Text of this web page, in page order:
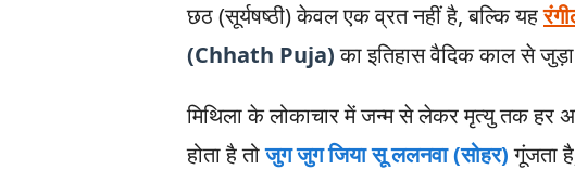
छठ (सूर्यषष्ठी) केवल एक व्रत नहीं है, बल्कि यह
(Chhath Puja)का इतिहास वैदिक काल से
मिथिला के लोकाचार में जन्म से लेकर मृत्यु तक हर
होता है तोजुग जुग जिया सू ललनवा (सोहर)गूंजता